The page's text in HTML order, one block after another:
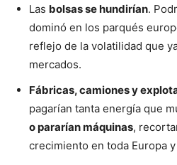
Las bolsas se hundirían.
dominó en los parqués
reflejo de la volatilidad que
mercados.
Fábricas, camiones y
pagarían tanta energía que
o pararían máquinas,
crecimiento en toda Europa